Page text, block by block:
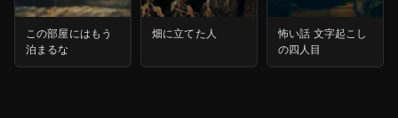
この部屋にはもう
泊まるな
畑に立てた人
怖い話 文字起こし
の四人目